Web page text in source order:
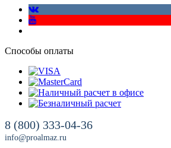
Способы оплаты
8 (800) 333-04-36
info@proalmaz.ru